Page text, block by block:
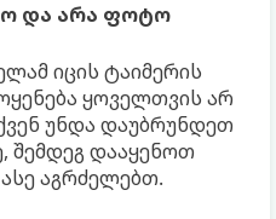
და არა ფოტო
იცის ტაიმერის
ყოველთვის არ
უნდა დაუბრუნდეთ
დააყენოთ
აგრძელებთ.